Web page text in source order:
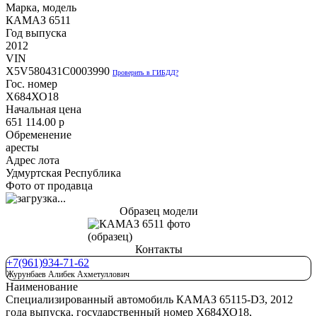
Марка, модель
КАМАЗ 6511
Год выпуска
2012
VIN
X5V580431C0003990 Проверить в ГИБДД?
Гос. номер
Х684ХО18
Начальная цена
651 114.00 p
Обременение
аресты
Адрес лота
Удмуртская Республика
Фото от продавца
Образец модели
Контакты
+7(961)934-71-62
Журунбаев Алибек Ахметуллович
Наименование
Специализированный автомобиль КАМАЗ 65115-D3, 2012
года выпуска, государственный номер Х684ХО18,